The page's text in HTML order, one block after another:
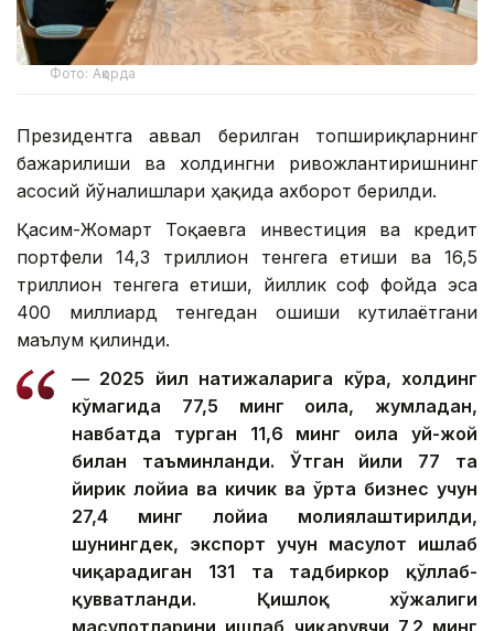
Фото: Ақорда
Президентга аввал берилган топшириқларнинг
бажарилиши ва холдингни ривожлантиришнинг
асосий йўналишлари ҳақида ахборот берилди.
Қасим-Жомарт Тоқаевга инвестиция ва кредит
портфели 14,3 триллион тенгега етиши ва 16,5
триллион тенгега етиши, йиллик соф фойда эса
400 миллиард тенгедан ошиши кутилаётгани
маълум қилинди.
— 2025 йил натижаларига кўра, холдинг
кўмагида 77,5 минг оила, жумладан,
навбатда турган 11,6 минг оила уй-жой
билан таъминланди. Ўтган йили 77 та
йирик лойиҳа ва кичик ва ўрта бизнес учун
27,4 минг лойиҳа молиялаштирилди,
шунингдек, экспорт учун маҳсулот ишлаб
чиқарадиган 131 та тадбиркор қўллаб-
қувватланди. Қишлоқ хўжалиги
маҳсулотларини ишлаб чиқарувчи 7,2 минг